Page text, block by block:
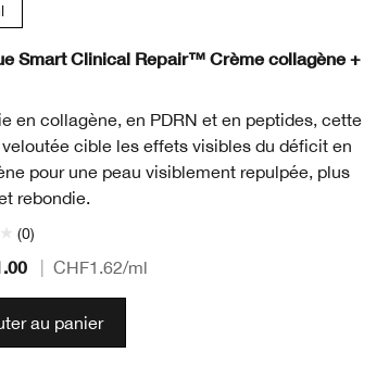
Smart Clinical Repair™ Crème collagène +
en collagène, en PDRN et en peptides, cette
cible les effets visibles du déficit en
pour une peau visiblement repulpée, plus
rebondie.
(0)
CHF1.62/ml
au panier